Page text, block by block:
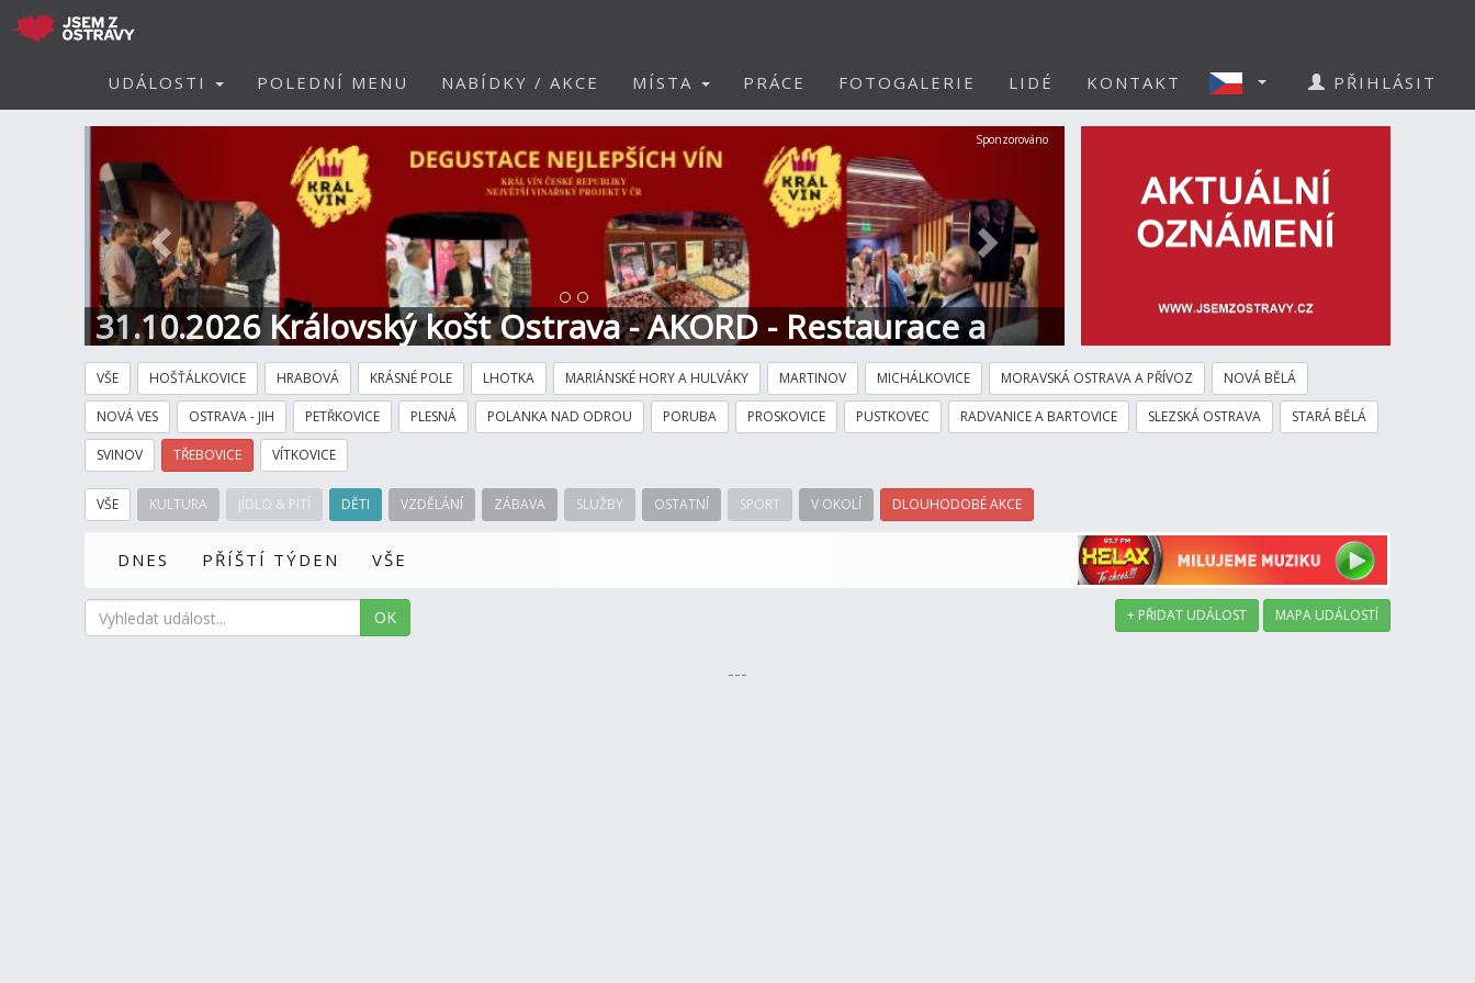
UDÁLOSTI POLEDNÍ MENU NABÍDKY / AKCE MÍSTA PRÁCE FOTOGALERIE LIDÉ KONTAKT PŘIHLÁSIT
31.10.2026 Královský košt Ostrava - AKORD - Restaurace a
Hotel
Další
Sponzorováno
VŠE HOŠŤÁLKOVICE HRABOVÁ KRÁSNÉ POLE LHOTKA MARIÁNSKÉ HORY A HULVÁKY MARTINOV MICHÁLKOVICE MORAVSKÁ OSTRAVA A PŘÍVOZ NOVÁ BĚLÁ
NOVÁ VES OSTRAVA - JIH PETŘKOVICE PLESNÁ POLANKA NAD ODROU PORUBA PROSKOVICE PUSTKOVEC RADVANICE A BARTOVICE SLEZSKÁ OSTRAVA STARÁ BĚLÁ
SVINOV TŘEBOVICE VÍTKOVICE
VŠE KULTURA JÍDLO & PITÍ DĚTI VZDĚLÁNÍ ZÁBAVA SLUŽBY OSTATNÍ SPORT V OKOLÍ DLOUHODOBÉ AKCE
DNES PŘÍŠTÍ TÝDEN VŠE
OK + PŘIDAT UDÁLOST MAPA UDÁLOSTÍ
---